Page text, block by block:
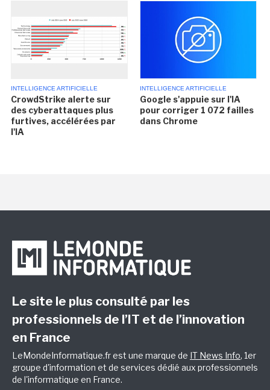
INTELLIGENCE ARTIFICIELLE
CrowdStrike alerte sur
des cyberattaques plus
furtives, accélérées par
l'IA
INTELLIGENCE ARTIFICIELLE
Google s'appuie sur l'IA
pour corriger 1 072 failles
dans Chrome
Le site le plus consulté par les
professionnels de l’IT et de l’innovation
en France
LeMondeInformatique.fr est une marque de IT News Info, 1er
groupe d'information et de services dédié aux professionnels
de l'informatique en France.